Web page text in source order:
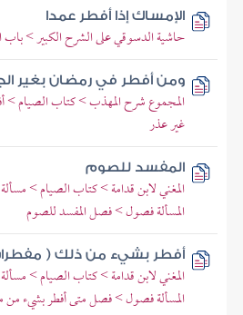
الإمساك إذا أفطر عمدا
حاشية الدسوقي على الشرح الكبير >
ومن أفطر في رمضان بغير
المجموع شرح المهذب > كتاب الصيام >
غير عذر
المفسد للصوم
المغني لابن قدامة > كتاب الصيام >
المسألة فصول > فصل المفسد للصوم
أفطر بشيء من ذلك (
المغني لابن قدامة > كتاب الصيام >
المسألة فصول > فصل متى أفطر بشيء من